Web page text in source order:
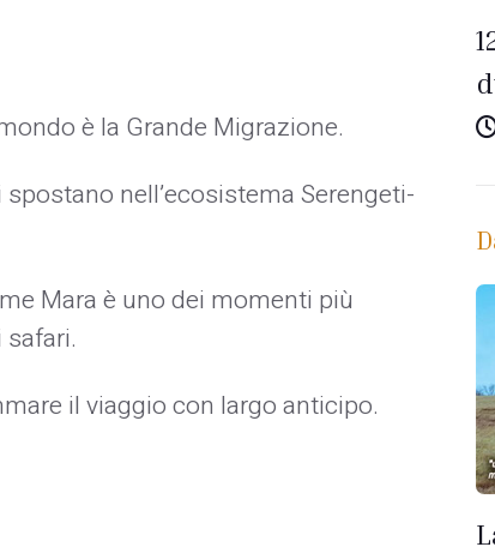
è la Grande Migrazione.
nell’ecosistema Serengeti-
Mara è uno dei momenti più
il viaggio con largo anticipo.